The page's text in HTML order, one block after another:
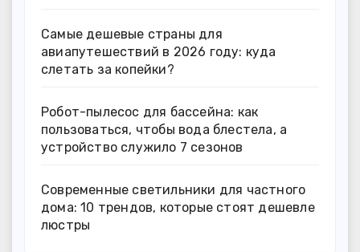
Самые дешевые страны для
авиапутешествий в 2026 году: куда
слетать за копейки?
Робот-пылесос для бассейна: как
пользоваться, чтобы вода блестела, а
устройство служило 7 сезонов
Современные светильники для частного
дома: 10 трендов, которые стоят дешевле
люстры